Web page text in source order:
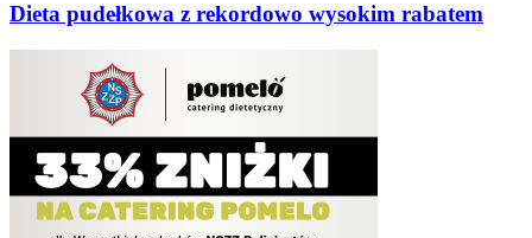
Dieta pudełkowa z rekordowo wysokim rabatem